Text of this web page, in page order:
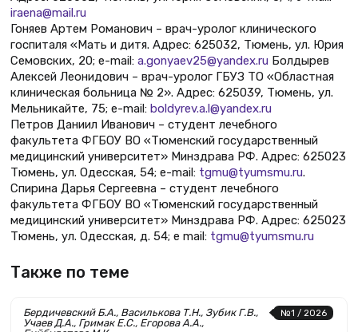
iraena@mail.ru
Гоняев Артем Романович – врач-уролог клинического
госпиталя «Мать и дитя. Адрес: 625032, Тюмень, ул. Юрия
Семовских, 20; e-mail: a.gonyaev25@yandex.ru Болдырев
Алексей Леонидович – врач-уролог ГБУЗ ТО «Областная
клиническая больница № 2». Адрес: 625039, Тюмень, ул.
Мельникайте, 75; e-mail: boldyrev.a.l@yandex.ru
Петров Даниил Иванович – студент лечебного
факультета ФГБОУ ВО «Тюменский государственный
медицинский университет» Минздрава РФ. Адрес: 625023
Тюмень, ул. Одесская, 54; e-mail: tgmu@tyumsmu.ru.
Спирина Дарья Сергеевна – студент лечебного
факультета ФГБОУ ВО «Тюменский государственный
медицинский университет» Минздрава РФ. Адрес: 625023
Тюмень, ул. Одесская, д. 54; e mail: tgmu@tyumsmu.ru
Также по теме
№1 / 2026
Бердичевский Б.А., Василькова Т.Н., Зубик Г.В.,
Учаев Д.А., Гримак Е.С., Егорова А.А.,